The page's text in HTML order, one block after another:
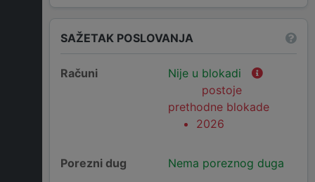
SAŽETAK POSLOVANJA
Računi
Nije u blokadi
postoje
prethodne blokade
2026
Porezni dug
Nema poreznog duga